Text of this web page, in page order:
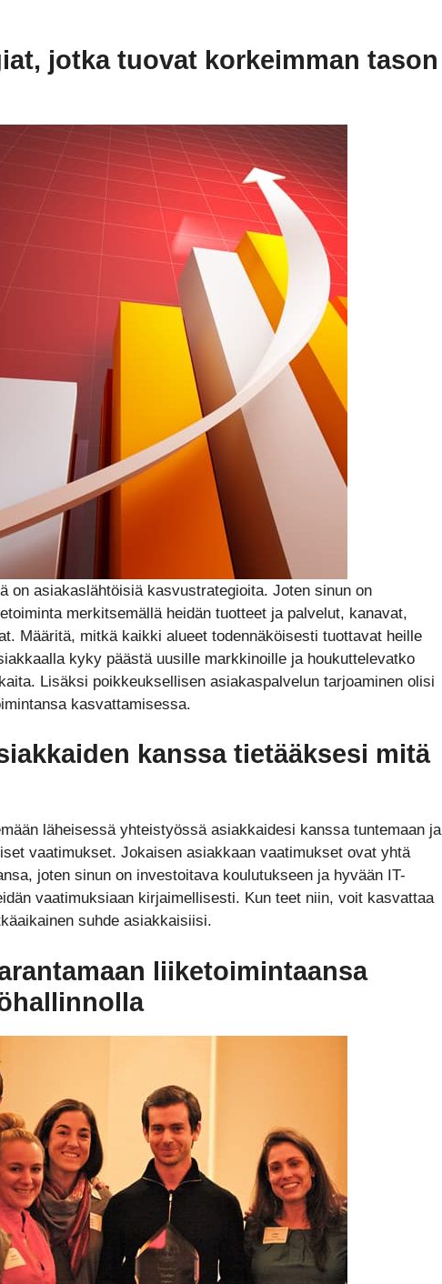
jotka tuovat korkeimman tason
on asiakaslähtöisiä kasvustrategioita. Joten sinun on
merkitsemällä heidän tuotteet ja palvelut, kanavat,
Määritä, mitkä kaikki alueet todennäköisesti tuottavat heille
kyky päästä uusille markkinoille ja houkuttelevatko
Lisäksi poikkeuksellisen asiakaspalvelun tarjoaminen olisi
kasvattamisessa.
kanssa tietääksesi mitä
läheisessä yhteistyössä asiakkaidesi kanssa tuntemaan ja
vaatimukset. Jokaisen asiakkaan vaatimukset ovat yhtä
joten sinun on investoitava koulutukseen ja hyvään IT-
vaatimuksiaan kirjaimellisesti. Kun teet niin, voit kasvattaa
suhde asiakkaisiisi.
liiketoimintaansa